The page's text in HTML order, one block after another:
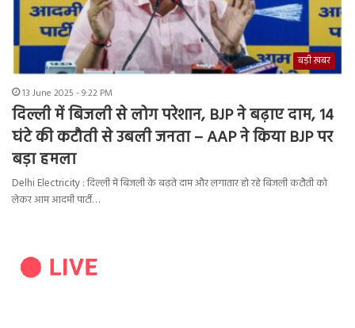
बड़ी ख़बर
13 June 2025 - 9:22 PM
दिल्ली में बिजली से लोग परेशान, BJP ने बढ़ाए दाम, 14
घंटे की कटौती से उबली जनता – AAP ने किया BJP पर
बड़ा हमला
Delhi Electricity : दिल्ली में बिजली के बढ़ते दाम और लगातार हो रहे बिजली कटौती को
लेकर आम आदमी पार्टी…